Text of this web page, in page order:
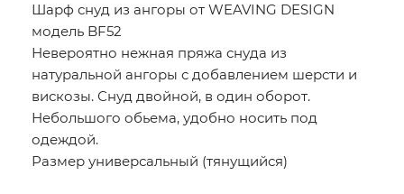
Шарф снуд из ангоры от WEAVING DESIGN
модель BF52
Невероятно нежная пряжа снуда из
натуральной ангоры с добавлением шерсти и
вискозы. Снуд двойной, в один оборот.
Небольшого обьема, удобно носить под
одеждой.
Размер универсальный (тянущийся)